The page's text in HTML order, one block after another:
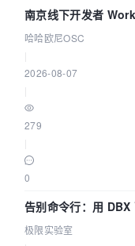
南京线下开发者
哈哈欧尼OSC
2026-08-07
279
0
告别命令行：用
极限实验室